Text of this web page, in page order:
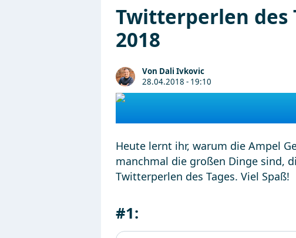
Twitterperlen des
2018
Von Dali Ivkovic
28.04.2018 - 19:10
Heute lernt ihr, warum die Ampel
manchmal die großen Dinge sind,
Twitterperlen des Tages. Viel Spaß!
#1: